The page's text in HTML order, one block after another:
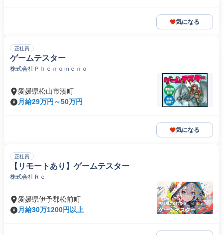
気になる
正社員
ゲームテスター
株式会社Ｐｈｅｎｏｍｅｎｏ
愛媛県松山市湊町
月給29万円～50万円
気になる
正社員
【リモートあり】ゲームテスター
株式会社Ｒｅ
愛媛県伊予郡松前町
月給30万1200円以上